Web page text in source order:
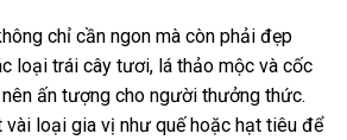
chỉ cần ngon mà còn phải đẹp
loại trái cây tươi, lá thảo mộc và cốc
ấn tượng cho người thưởng thức.
vài loại gia vị như quế hoặc hạt tiêu để